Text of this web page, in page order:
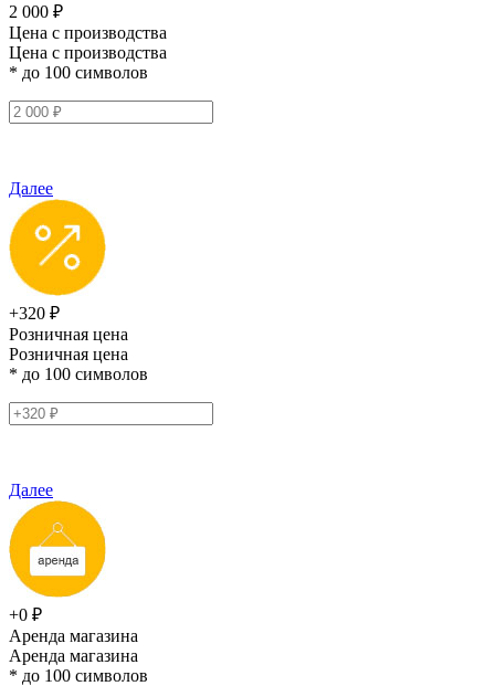
2 000 ₽
Цена с производства
Цена с производства
* до 100 символов
Далее
+320 ₽
Розничная цена
Розничная цена
* до 100 символов
Далее
+0 ₽
Аренда магазина
Аренда магазина
* до 100 символов